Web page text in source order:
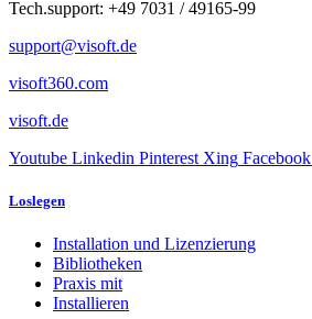
Tech.support: +49 7031 / 49165-99
support@visoft.de
visoft360.com
visoft.de
Youtube Linkedin Pinterest Xing Facebook
Loslegen
Installation und Lizenzierung
Bibliotheken
Praxis mit
Installieren